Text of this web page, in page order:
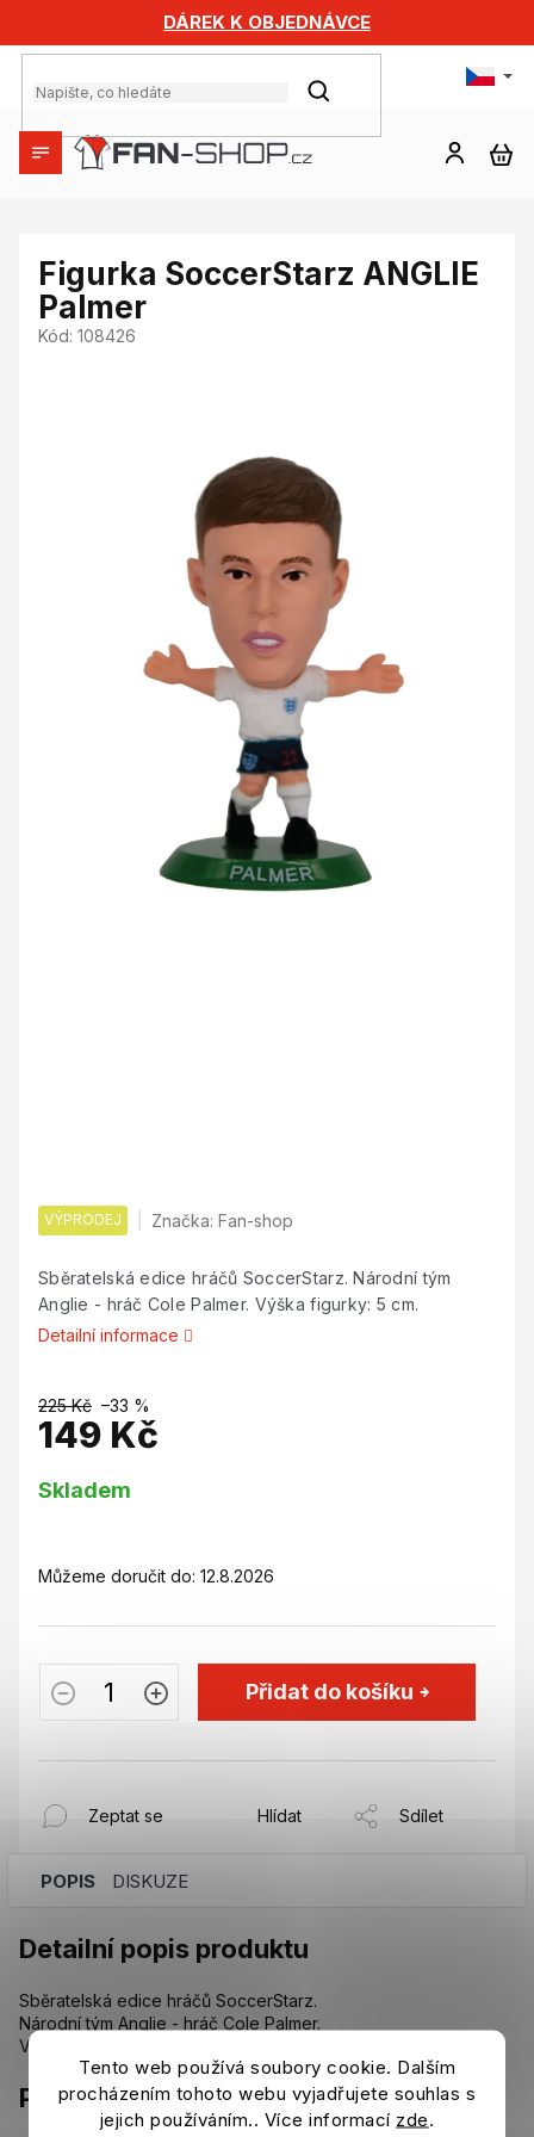
Tento web používá soubory cookie. Dalším
procházením tohoto webu vyjadřujete souhlas s
jejich používáním.. Více informací zde.
obsah
DÁREK K OBJEDNÁVCE
HLEDAT
Figurka SoccerStarz ANGLIE
Palmer
Kód: 108426
VÝPRODEJ Značka:Fan-shop
Sběratelská edice hráčů SoccerStarz. Národní tým
Anglie - hráč Cole Palmer. Výška figurky: 5 cm.
Detailní informace
225 Kč –33 %
149 Kč
cena:
Skladem
Můžeme doručit do: 12.8.2026
Přidat do košíku
Zeptat se Hlídat Sdílet
POPIS DISKUZE
Detailní popis produktu
Sběratelská edice hráčů SoccerStarz.
Národní tým Anglie - hráč Cole Palmer.
Výška figurky: 5 cm.
Parametry